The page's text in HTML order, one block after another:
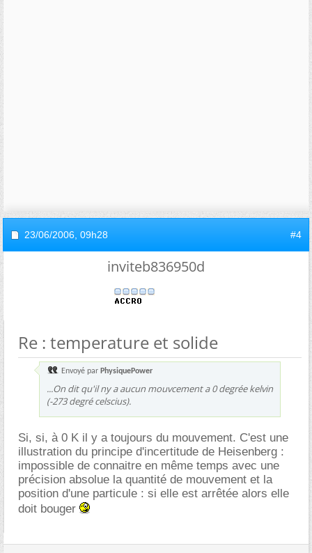
23/06/2006, 09h28 #4
inviteb836950d
Re : temperature et solide
Envoyé par PhysiquePower
...On dit qu'il ny a aucun mouvcement a 0 degrée kelvin
(-273 degré celscius).
Si, si, à 0 K il y a toujours du mouvement. C'est une
illustration du principe d'incertitude de Heisenberg :
impossible de connaitre en même temps avec une
précision absolue la quantité de mouvement et la
position d'une particule : si elle est arrêtée alors elle
doit bouger